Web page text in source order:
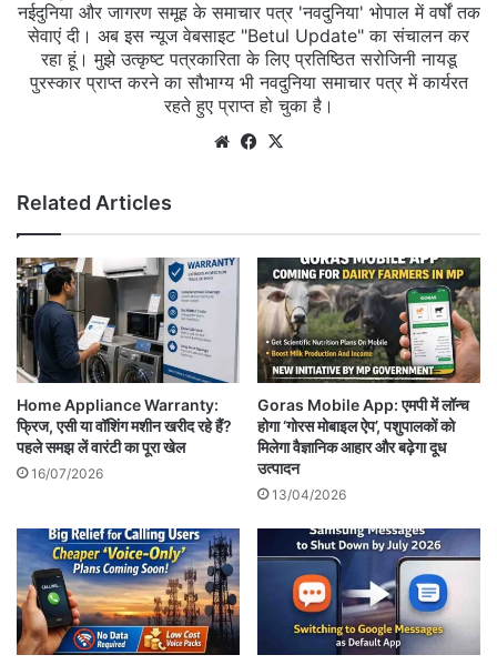
नईदुनिया और जागरण समूह के समाचार पत्र 'नवदुनिया' भोपाल में वर्षों तक
सेवाएं दी। अब इस न्यूज वेबसाइट "Betul Update" का संचालन कर
रहा हूं। मुझे उत्कृष्ट पत्रकारिता के लिए प्रतिष्ठित सरोजिनी नायडू
पुरस्कार प्राप्त करने का सौभाग्य भी नवदुनिया समाचार पत्र में कार्यरत
रहते हुए प्राप्त हो चुका है।
WebsiteFacebook
Related Articles
Home Appliance Warranty:
फ्रिज, एसी या वॉशिंग मशीन खरीद रहे हैं?
पहले समझ लें वारंटी का पूरा खेल
16/07/2026
Goras Mobile App: एमपी में लॉन्च
होगा ‘गोरस मोबाइल ऐप’, पशुपालकों को
मिलेगा वैज्ञानिक आहार और बढ़ेगा दूध
उत्पादन
13/04/2026